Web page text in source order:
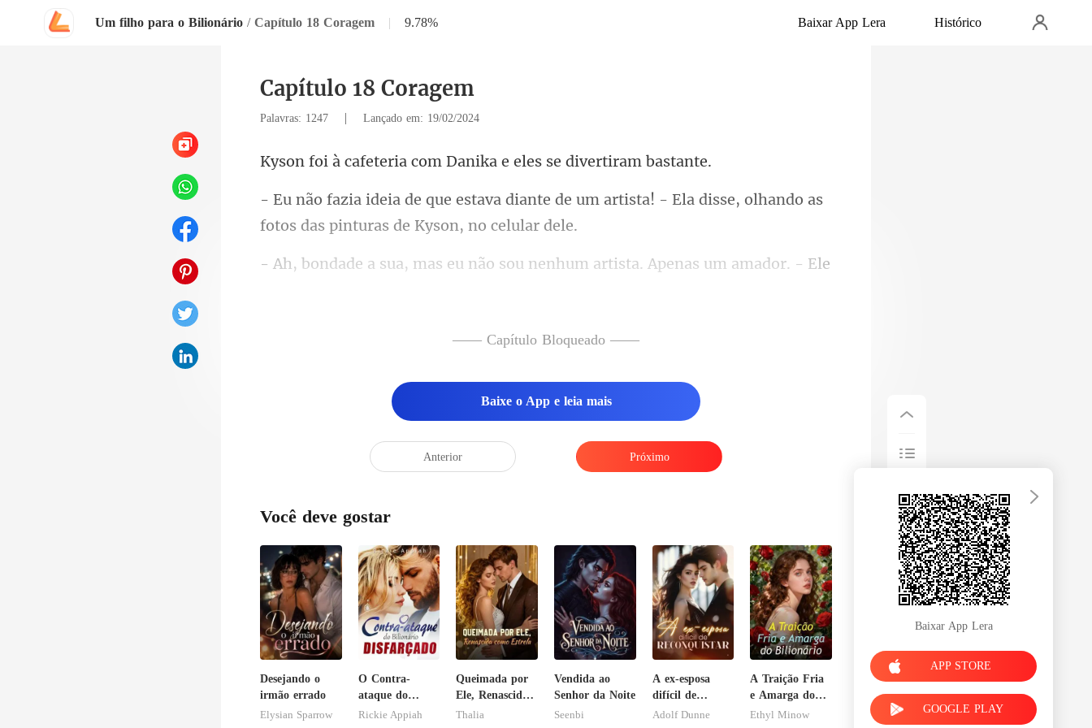
Um filho para o Bilionário / Capítulo 18 Coragem | 9.78% Baixar App Lera Histórico
Capítulo 18 Coragem
Palavras: 1247 | Lançado em: 19/02/2024
com Danika e eles se
de um artista! - Ela disse, olhando as
fot
ou nenhum artista. Apenas um amad
—— Capítulo Bloqueado ——
Baixe o App e leia mais
Anterior Próximo
Você deve gostar
Desejando o
irmão errado
Elysian Sparrow
O Contra-
ataque do
Bilionário
Rickie Appiah
Queimada por
Ele, Renascida
como Estrela
Thalia
Vendida ao
Senhor da Noite
Seenbi
A ex-esposa
difícil de
reconquistar
Adolf Dunne
A Traição Fria
e Amarga do
Bilionário
Ethyl Minow
Baixar App Lera
APP STORE
GOOGLE PLAY